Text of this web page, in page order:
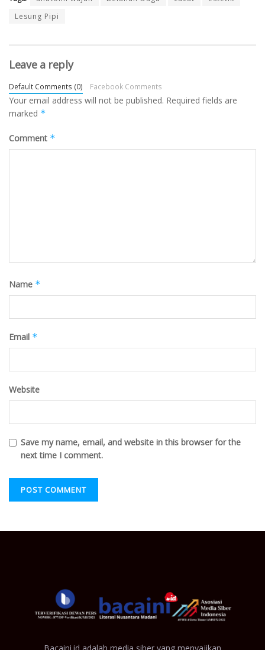
Lesung Pipi
Leave a reply
Default Comments (0) Facebook Comments
Your email address will not be published. Required fields are
marked *
Comment *
Name *
Email *
Website
Save my name, email, and website in this browser for the
next time I comment.